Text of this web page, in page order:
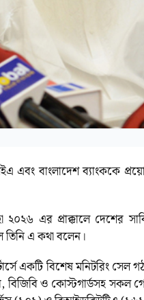
বাংলাদেশ ব্যাংককে
২০২৬ এর প্রাক্কালে দেশের
তিনি এ কথা বলেন।
একটি বিশেষ মনিটরিং সেল
ও কোস্টগার্ডসহ সকল